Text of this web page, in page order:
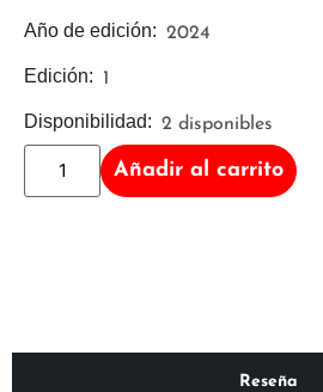
Añadir al carrito
Disponibilidad: 2 disponibles
Edición: 1
Año de edición: 2024
Reseña